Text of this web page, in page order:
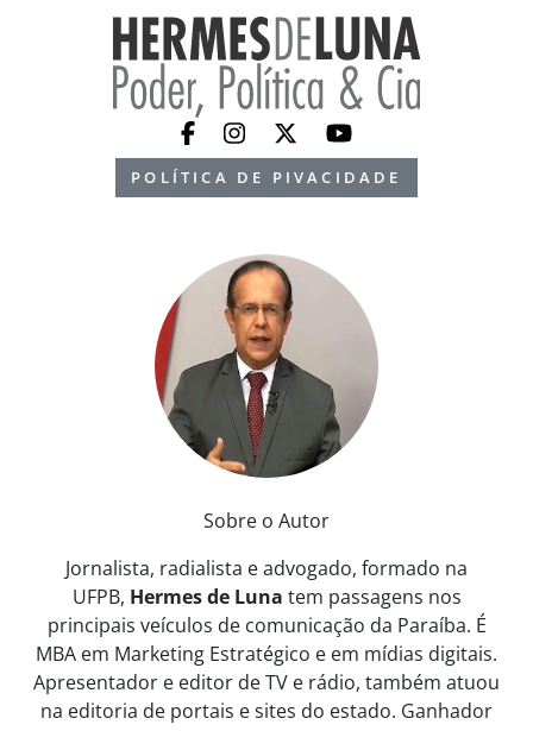
POLÍTICA DE PIVACIDADE
Sobre o Autor
Jornalista, radialista e advogado, formado na
UFPB, Hermes de Luna tem passagens nos
principais veículos de comunicação da Paraíba. É
MBA em Marketing Estratégico e em mídias digitais.
Apresentador e editor de TV e rádio, também atuou
na editoria de portais e sites do estado. Ganhador